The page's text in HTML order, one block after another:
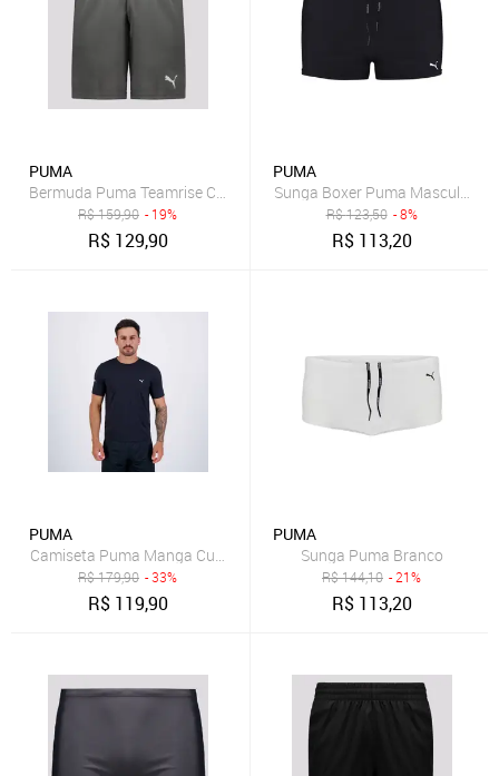
PUMA
Bermuda Puma Teamrise Cinza
R$159,90 - 19%
R$ 129,90
PUMA
Sunga Boxer Puma Masculina -
R$123,50 - 8%
R$ 113,20
PUMA
Camiseta Puma Manga Curta UV50+ Preta
R$179,90 - 33%
R$ 119,90
PUMA
Sunga Puma Branco
R$144,10 - 21%
R$ 113,20